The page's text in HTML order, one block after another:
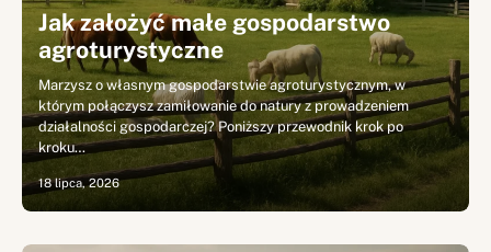
Jak założyć małe gospodarstwo
agroturystyczne
Marzysz o własnym gospodarstwie agroturystycznym, w
którym połączysz zamiłowanie do natury z prowadzeniem
działalności gospodarczej? Poniższy przewodnik krok po
kroku…
18 lipca, 2026